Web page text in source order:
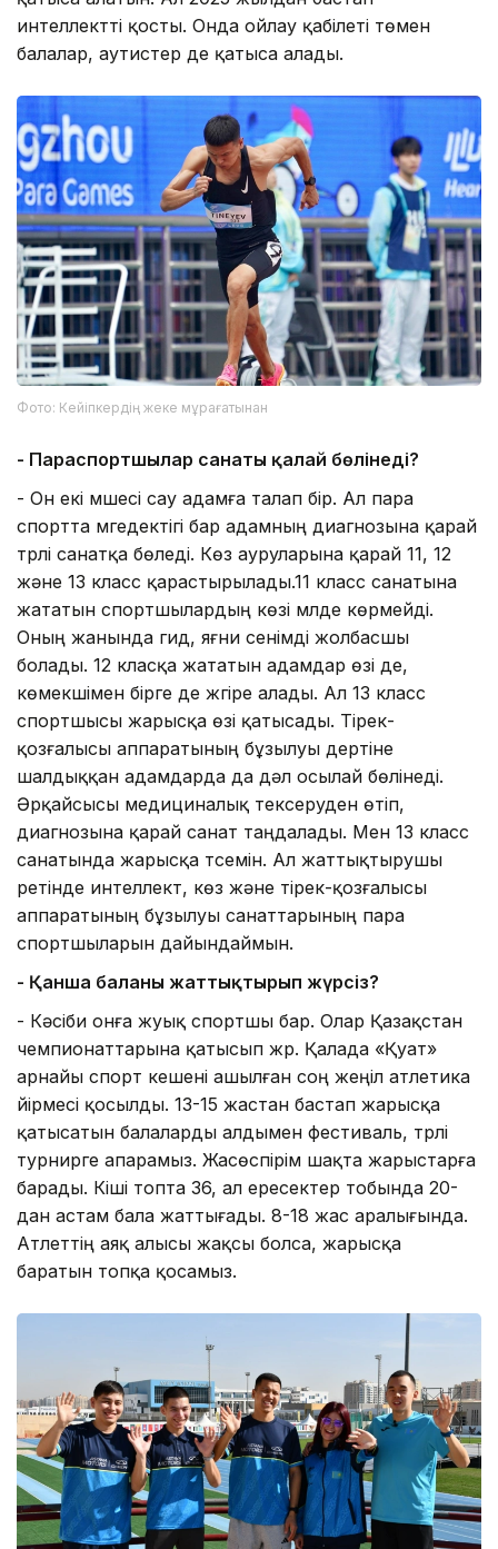
интеллектті қосты. Онда ойлау қабілеті төмен
балалар, аутистер де қатыса алады.
Фото: Кейіпкердің жеке мұрағатынан
- Параспортшылар санаты қалай бөлінеді?
- Он екі мүшесі сау адамға талап бір. Ал пара
спортта мүгедектігі бар адамның диагнозына қарай
түрлі санатқа бөледі. Көз ауруларына қарай 11, 12
және 13 класс қарастырылады.11 класс санатына
жататын спортшылардың көзі мүлде көрмейді.
Оның жанында гид, яғни сенімді жолбасшы
болады. 12 класқа жататын адамдар өзі де,
көмекшімен бірге де жүгіре алады. Ал 13 класс
спортшысы жарысқа өзі қатысады. Тірек-
қозғалысы аппаратының бұзылуы дертіне
шалдыққан адамдарда да дәл осылай бөлінеді.
Әрқайсысы медициналық тексеруден өтіп,
диагнозына қарай санат таңдалады. Мен 13 класс
санатында жарысқа түсемін. Ал жаттықтырушы
ретінде интеллект, көз және тірек-қозғалысы
аппаратының бұзылуы санаттарының пара
спортшыларын дайындаймын.
- Қанша баланы жаттықтырып жүрсіз?
- Кәсіби онға жуық спортшы бар. Олар Қазақстан
чемпионаттарына қатысып жүр. Қалада «Қуат»
арнайы спорт кешені ашылған соң жеңіл атлетика
үйірмесі қосылды. 13-15 жастан бастап жарысқа
қатысатын балаларды алдымен фестиваль, түрлі
турнирге апарамыз. Жасөспірім шақта жарыстарға
барады. Кіші топта 36, ал ересектер тобында 20-
дан астам бала жаттығады. 8-18 жас аралығында.
Атлеттің аяқ алысы жақсы болса, жарысқа
баратын топқа қосамыз.